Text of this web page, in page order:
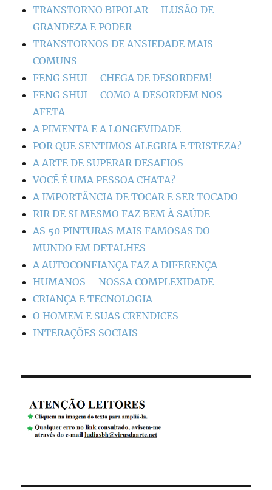
TRANSTORNO BIPOLAR – ILUSÃO DE
GRANDEZA E PODER
TRANSTORNOS DE ANSIEDADE MAIS
COMUNS
FENG SHUI – CHEGA DE DESORDEM!
FENG SHUI – COMO A DESORDEM NOS
AFETA
A PIMENTA E A LONGEVIDADE
POR QUE SENTIMOS ALEGRIA E TRISTEZA?
A ARTE DE SUPERAR DESAFIOS
VOCÊ É UMA PESSOA CHATA?
A IMPORTÂNCIA DE TOCAR E SER TOCADO
RIR DE SI MESMO FAZ BEM À SAÚDE
AS 50 PINTURAS MAIS FAMOSAS DO
MUNDO EM DETALHES
A AUTOCONFIANÇA FAZ A DIFERENÇA
HUMANOS – NOSSA COMPLEXIDADE
CRIANÇA E TECNOLOGIA
O HOMEM E SUAS CRENDICES
INTERAÇÕES SOCIAIS